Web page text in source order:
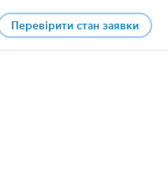
Перевірити стан заявки